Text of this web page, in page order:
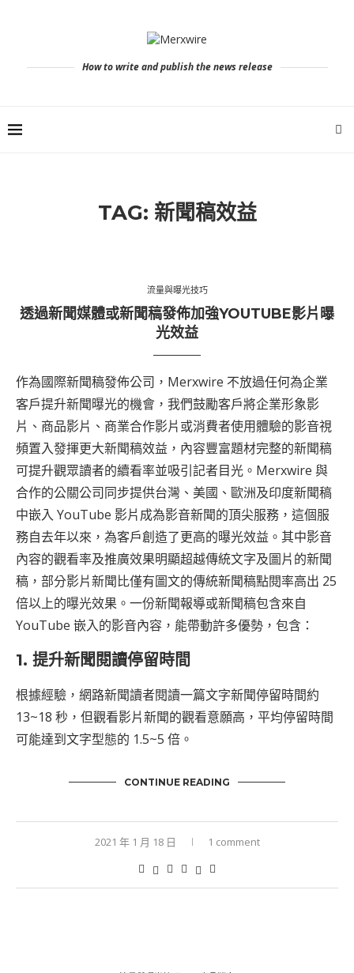
How to write and publish the news release
TAG: 新聞稿效益
流量與曝光技巧
透過新聞媒體或新聞稿發佈加強YOUTUBE影片曝
光效益
作為國際新聞稿發佈公司，Merxwire 不放過任何為企業
客戶提升新聞曝光的機會，我們鼓勵客戶將企業形象影
片、商品影片、商業合作影片或消費者使用體驗的影音視
頻置入發揮更大新聞稿效益，內容豐富題材完整的新聞稿
可提升觀眾讀者的續看率並吸引記者目光。Merxwire 與
合作的公關公司同步提供台灣、美國、歐洲及印度新聞稿
中嵌入 YouTube 影片成為影音新聞的頂尖服務，這個服
務自去年以來，為客戶創造了更高的曝光效益。其中影音
內容的觀看率及推廣效果明顯超越傳統文字及圖片的新聞
稿，部分影片新聞比僅有圖文的傳統新聞稿點閱率高出 25
倍以上的曝光效果。一份新聞報導或新聞稿包含來自
YouTube 嵌入的影音內容，能帶動許多優勢，包含：
1. 提升新聞閱讀停留時間
根據經驗，網路新聞讀者閱讀一篇文字新聞停留時間約
13~18 秒，但觀看影片新聞的觀看意願高，平均停留時間
可能達到文字型態的 1.5~5 倍。
CONTINUE READING
2021 年 1 月 18 日 1 comment